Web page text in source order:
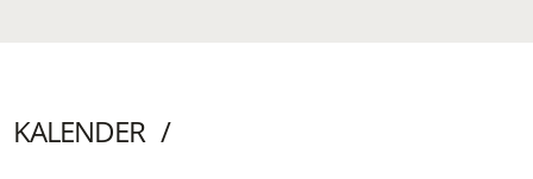
KALENDER